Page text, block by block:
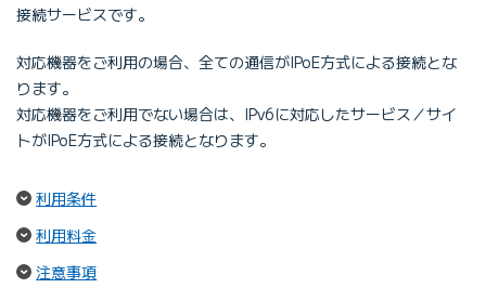
接続サービスです。
対応機器をご利用の場合、全ての通信がIPoE方式による接続とな
ります。
対応機器をご利用でない場合は、IPv6に対応したサービス／サイ
トがIPoE方式による接続となります。
利用条件（ページ内リンク）
利用料金（ページ内リンク）
注意事項（ページ内リンク）